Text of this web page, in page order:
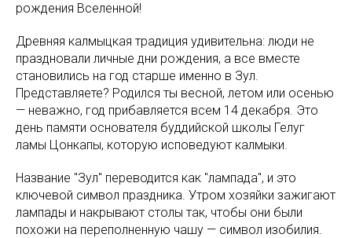
рождения Вселенной!
Древняя калмыцкая традиция удивительна: люди не
праздновали личные дни рождения, а все вместе
становились на год старше именно в Зул.
Представляете? Родился ты весной, летом или осенью
— неважно, год прибавляется всем 14 декабря. Это
день памяти основателя буддийской школы Гелуг
ламы Цонкапы, которую исповедуют калмыки.
Название "Зул" переводится как "лампада", и это
ключевой символ праздника. Утром хозяйки зажигают
лампады и накрывают столы так, чтобы они были
похожи на переполненную чашу — символ изобилия.